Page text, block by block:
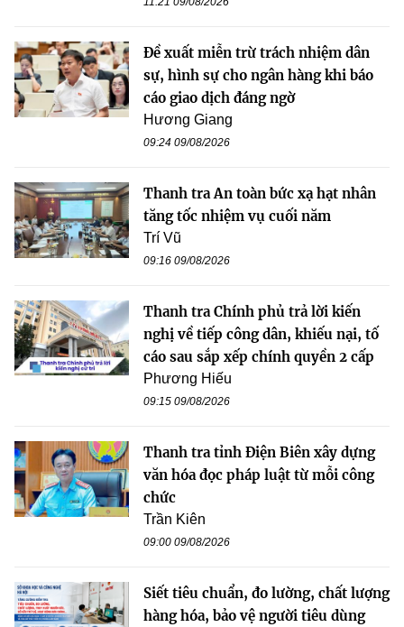
Đề xuất miễn trừ trách nhiệm dân
sự, hình sự cho ngân hàng khi báo
cáo giao dịch đáng ngờ
Hương Giang
09:24 09/08/2026
Thanh tra An toàn bức xạ hạt nhân
tăng tốc nhiệm vụ cuối năm
Trí Vũ
09:16 09/08/2026
Thanh tra Chính phủ trả lời kiến
nghị về tiếp công dân, khiếu nại, tố
cáo sau sắp xếp chính quyền 2 cấp
Phương Hiếu
09:15 09/08/2026
Thanh tra tỉnh Điện Biên xây dựng
văn hóa đọc pháp luật từ mỗi công
chức
Trần Kiên
09:00 09/08/2026
Siết tiêu chuẩn, đo lường, chất lượng
hàng hóa, bảo vệ người tiêu dùng